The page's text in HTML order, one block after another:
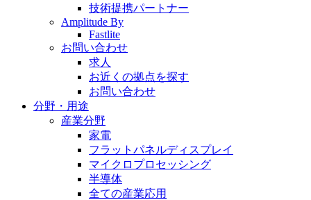
技術提携パートナー
Amplitude By
Fastlite
お問い合わせ
求人
お近くの拠点を探す
お問い合わせ
分野・用途
産業分野
家電
フラットパネルディスプレイ
マイクロプロセッシング
半導体
全ての産業応用